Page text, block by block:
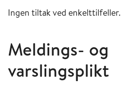
Ingen tiltak ved enkelttilfeller.
Meldings- og
varslingsplikt